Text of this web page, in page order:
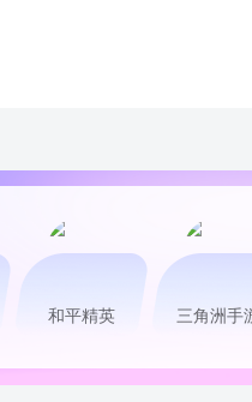
和平精英 三角洲手